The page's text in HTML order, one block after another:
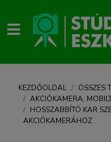
KEZDŐOLDAL
ÖSSZES
AKCIÓKAMERA,
HOSSZABBÍTÓ KAR
AKCIÓKAMERÁHOZ